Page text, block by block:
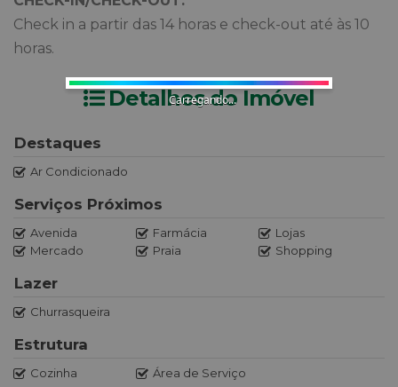
Check in a partir das 14 horas e check-out até às 10
horas.
Detalhes do Imóvel
Destaques
Ar Condicionado
Serviços Próximos
Avenida Farmácia
Lojas
Mercado
Praia Shopping
Lazer
Churrasqueira
Estrutura
Cozinha Área de Serviço
Carregando...